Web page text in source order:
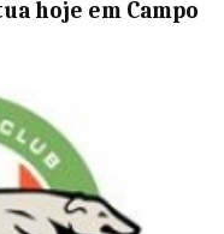
hoje em Campo